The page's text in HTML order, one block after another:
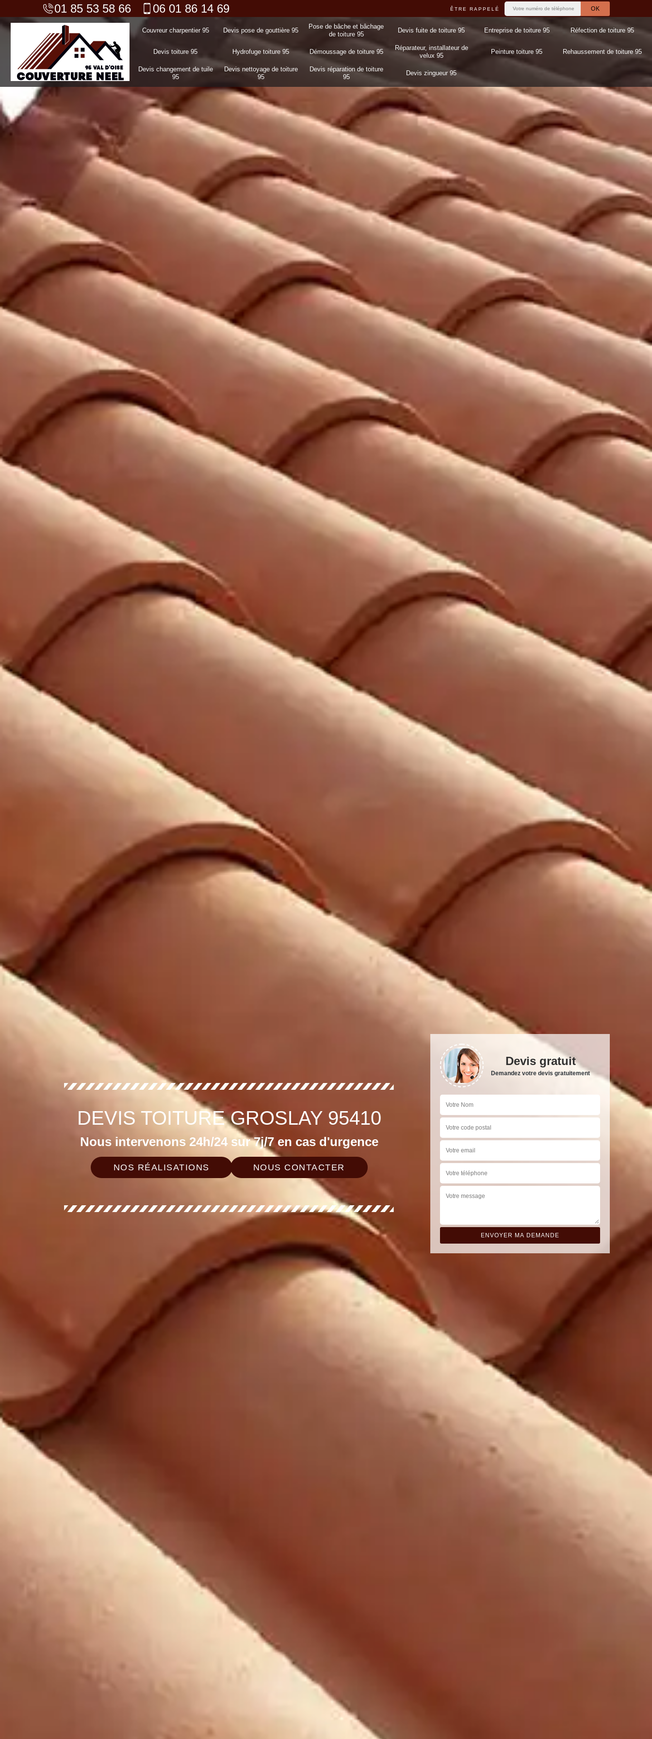
01 85 53 58 66 06 01 86 14 69 ÊTRE RAPPELÉ
Couvreur charpentier 95 Devis pose de gouttière 95
Pose de bâche et bâchage
de toiture 95
Devis fuite de toiture 95 Entreprise de toiture 95 Réfection de toiture 95
Devis toiture 95 Hydrofuge toiture 95 Démoussage de toiture 95
Réparateur, installateur de
velux 95
Peinture toiture 95 Rehaussement de toiture 95
Devis changement de tuile
95
Devis nettoyage de toiture
95
Devis réparation de toiture
95
Devis zingueur 95
DEVIS TOITURE GROSLAY 95410
Nous intervenons 24h/24 sur 7j/7 en cas d'urgence
NOS RÉALISATIONS NOUS CONTACTER
Devis gratuit
Demandez votre devis gratuitement